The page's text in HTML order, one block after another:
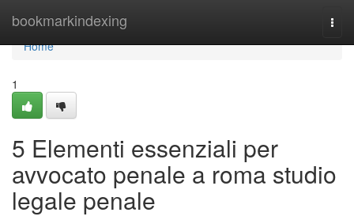
bookmarkindexing
Home
Home
1
5 Elementi essenziali per
avvocato penale a roma studio
legale penale